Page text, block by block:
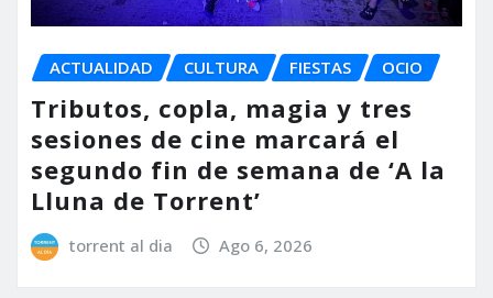
ACTUALIDAD CULTURA FIESTAS OCIO
Tributos, copla, magia y tres
sesiones de cine marcará el
segundo fin de semana de ‘A la
Lluna de Torrent’
torrent al dia Ago 6, 2026